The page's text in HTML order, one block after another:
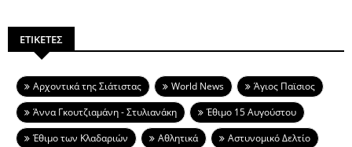
ΕΤΙΚΕΤΕΣ
Aρχοντικά της Σιάτιστας World News
Άγιος Παϊσιος
Άννα Γκουτζιαμάνη - Στυλιανάκη
Έθιμο 15 Αυγούστου
Έθιμο των Κλαδαριών
Αθλητικά
Αστυνομικό Δελτίο